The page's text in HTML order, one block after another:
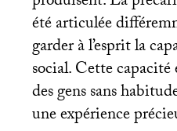
été articulée
garder à l’esprit la
social. Cette
des gens sans
une expérience